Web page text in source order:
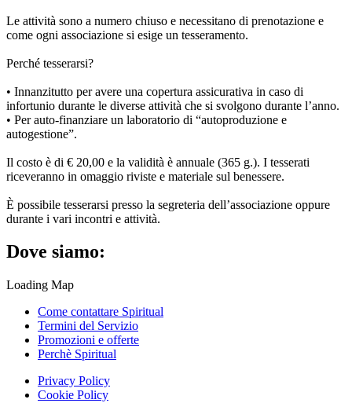
Le attività sono a numero chiuso e necessitano di prenotazione e
come ogni associazione si esige un tesseramento.
Perché tesserarsi?
• Innanzitutto per avere una copertura assicurativa in caso di
infortunio durante le diverse attività che si svolgono durante l’anno.
• Per auto-finanziare un laboratorio di “autoproduzione e
autogestione”.
Il costo è di € 20,00 e la validità è annuale (365 g.). I tesserati
riceveranno in omaggio riviste e materiale sul benessere.
È possibile tesserarsi presso la segreteria dell’associazione oppure
durante i vari incontri e attività.
Dove siamo:
Loading Map
Come contattare Spiritual
Termini del Servizio
Promozioni e offerte
Perchè Spiritual
Privacy Policy
Cookie Policy